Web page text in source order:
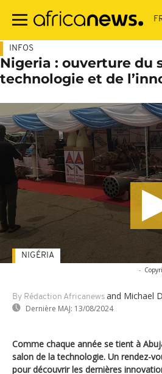
contenu
INFOS
Nigeria : ouverture du
technologie et de
-
By Rédaction Africanews and Michael
Dernière MAJ: 13/08/2024
NIGÉRIA
Comme chaque année se tient à
salon de la technologie. Un rendez-
pour découvrir les dernières